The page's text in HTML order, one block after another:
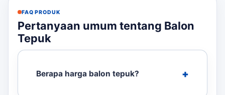
FAQ PRODUK
Pertanyaan umum tentang Balon
Tepuk
Berapa harga balon tepuk?